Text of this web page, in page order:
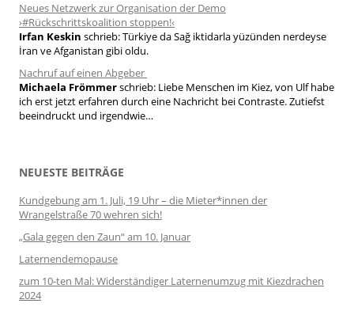
Neues Netzwerk zur Organisation der Demo
›#Rückschrittskoalition stoppen!‹
Irfan Keskin schrieb:Türkiye da Sağ iktidarla yüzünden nerdeyse
İran ve Afganistan gibi oldu.
Nachruf auf einen Abgeber
Michaela Frömmerschrieb: Liebe Menschen im Kiez, von Ulf habe
ich erst jetzt erfahren durch eine Nachricht bei Contraste. Zutiefst
beeindruckt und irgendwie…
NEUESTE BEITRÄGE
Kundgebung am 1. Juli, 19 Uhr – die Mieter*innen der
Wrangelstraße 70 wehren sich!
„Gala gegen den Zaun“ am 10. Januar
Laternendemopause
zum 10-ten Mal: Widerständiger Laternenumzug mit Kiezdrachen
2024